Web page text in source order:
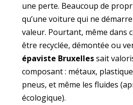
une perte. Beaucoup de
qu’une voiture qui ne
valeur. Pourtant, même dans
être recyclée, démontée ou
épaviste Bruxellessait
composant : métaux,
pneus, et même les fluides
écologique).